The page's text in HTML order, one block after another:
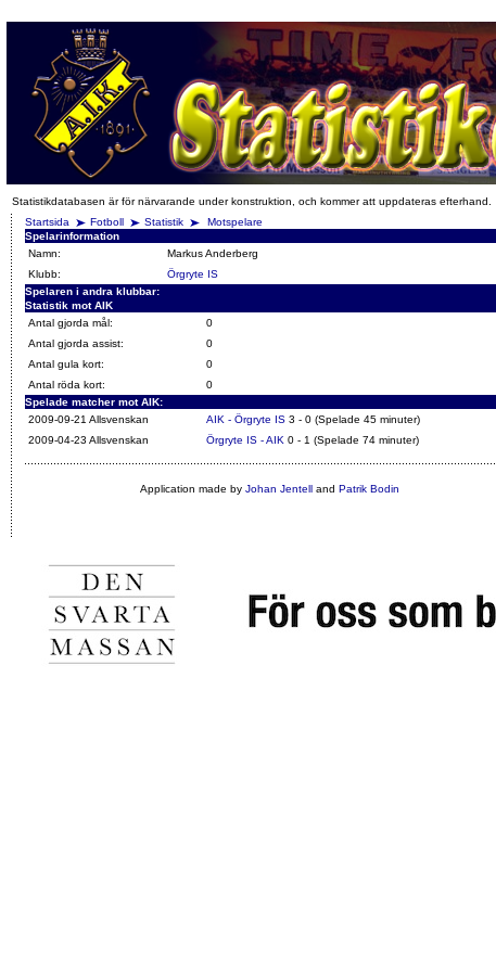
Statistikdatabasen är för närvarande under konstruktion, och kommer att uppdateras efterhand.
Startsida
Fotboll Statistik
Motspelare
Spelarinformation
Namn:
Markus Anderberg
Klubb:
Örgryte IS
Spelaren i andra klubbar:
Statistik mot AIK
Antal gjorda mål:
0
Antal gjorda assist:
0
Antal gula kort:
0
Antal röda kort:
0
Spelade matcher mot AIK:
2009-09-21 Allsvenskan
AIK - Örgryte IS 3 - 0 (Spelade 45 minuter)
2009-04-23 Allsvenskan
Örgryte IS - AIK 0 - 1 (Spelade 74 minuter)
Application made by Johan Jentelland Patrik Bodin